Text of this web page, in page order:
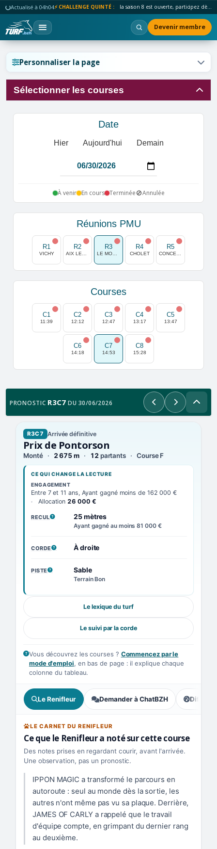
Actualisé à 04h04⚡ CHALLENGE QUINTÉ : la saison 8 est ouverte, participez dès maintenant !
Devenir membre
Personnaliser la page
Sélectionner les courses
Date
Hier Aujourd'hui Demain
À venir En cours Terminée🚫Annulée
Réunions PMU
R1
VICHY
R2 R3 R4
CHOLET
R5
Courses
C1
11:39
C2
12:12
C3
12:47
C4
13:17
C5
13:47
C6
14:18
C7
14:53
C8
15:28
PRONOSTIC R3C7 DU 30/06/2026 PrécédentSuivant
R3C7 Arrivée définitive
Prix de Pontorson
Monté 2 675 m 12 partants Course F
CE QUI CHANGE LA LECTURE
ENGAGEMENT
Entre 7 et 11 ans, Ayant gagné moins de 162 000 €
Allocation 26 000 €
RECUL
, VOIR LA DÉFINITION25 mètres
Ayant gagné au moins 81 000 €
CORDE
, VOIR LA DÉFINITION
À droite
PISTE
, VOIR LA DÉFINITION
Sable
Terrain Bon
Le lexique du turf
Le suivi par la corde
Vous découvrez les courses ? Commencez par le
mode d'emploi, en bas de page : il explique chaque
colonne du tableau.
Le Renifleur Demander à ChatBZH ,
LE CARNET DU RENIFLEUR
Ce que le Renifleur a noté sur cette course
Des notes prises en regardant courir, avant l'arrivée.
Une observation, pas un pronostic.
IPPON MAGIC a transformé le parcours en
autoroute : seul au monde dès la sortie, les
autres n'ont même pas vu sa plaque. Derrière,
JAMES OF CARLY a rappelé que le travail
d'équipe compte, en grimpant du dernier rang
au deuxième.
Réinitialiser l'affichage ?
Réinitialiser